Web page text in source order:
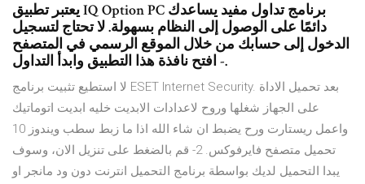
يعتبر تطبيق IQ Option PC برنامج تداول مفيد يساعدك
دائمًا على الوصول إلى النظام بسهولة. لا تحتاج لتسجيل
الدخول إلى حسابك من خلال الموقع الرسمي في المتصفح
- افتح نافذة هذا التطبيق وابدأ التداول.
لا استطيع تثبيت برنامج ESET Internet Security. بعد تحميل الاداة
على الجهاز شغلها وروح لاعدادات الابديت خليه ابديت اتوماتيك
واعمل ريستارت ورح يضبط ان شاء الله اذا ما زبط سطب ويندوز 10
تحميل متصفح فايرفوكس. 2- قم بالضغط على تنزيل الان، وسوف
يبدا التحميل لديك بواسطة برنامج التحميل انترنت دون ود مانجر او